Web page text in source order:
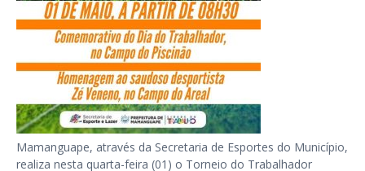
Mamanguape, através da Secretaria de Esportes do Município,
realiza nesta quarta-feira (01) o Torneio do Trabalhador